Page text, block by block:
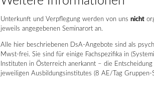
Unterkunft und Verpflegung werden von uns nicht
jeweils angegebenen Seminarort an.
Alle hier beschriebenen DsA-Angebote sind als
Mwst-frei. Sie sind für einige Fachspezifika in
Instituten in Österreich anerkannt – die
jeweiligen Ausbildungsinstitutes (8 AE/Tag Gruppen-